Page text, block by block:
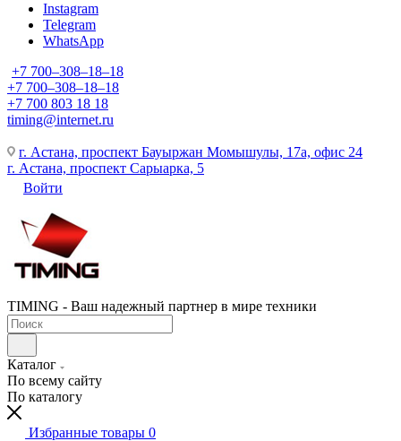
Instagram
Telegram
WhatsApp
+7 700‒308‒18‒18
+7 700‒308‒18‒18
+7 700 803 18 18
timing@internet.ru
г. Астана, проспект Бауыржан Момышулы, 17а, офис 24
г. Астана, проспект Сарыарка, 5
Войти
TIMING - Ваш надежный партнер в мире техники
Каталог
По всему сайту
По каталогу
Избранные товары 0